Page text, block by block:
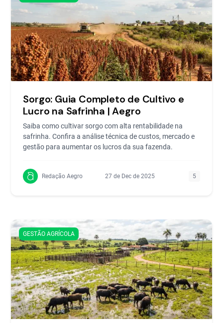
Sorgo: Guia Completo de Cultivo e
Lucro na Safrinha | Aegro
Saiba como cultivar sorgo com alta rentabilidade na
safrinha. Confira a análise técnica de custos, mercado e
gestão para aumentar os lucros da sua fazenda.
Redação Aegro 27 de Dec de 2025 5
GESTÃO AGRÍCOLA